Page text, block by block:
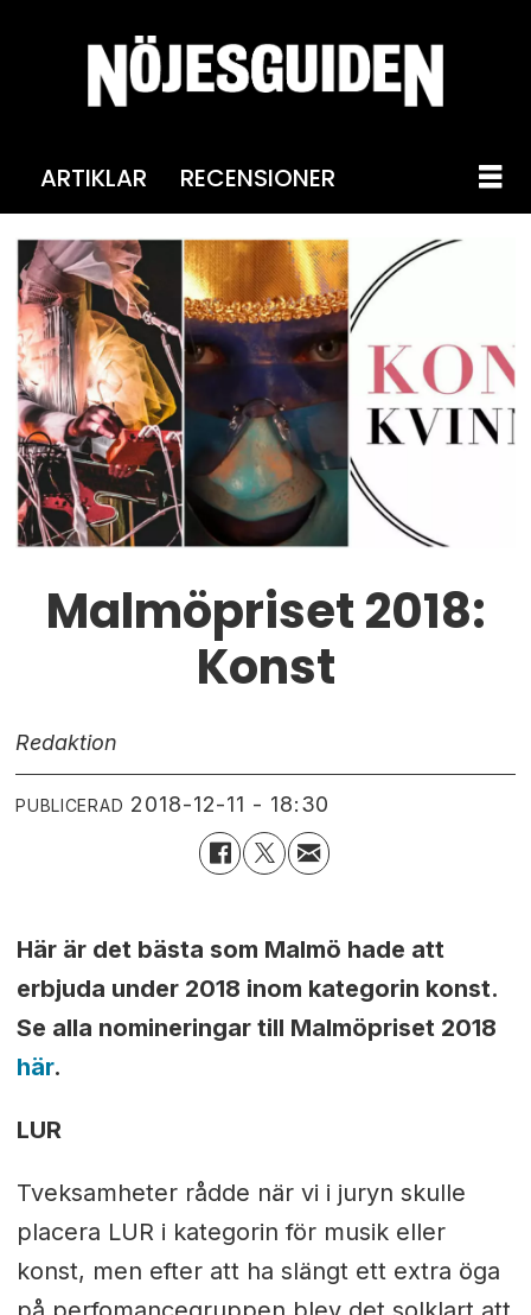
ARTIKLAR RECENSIONER
Malmöpriset 2018:
Konst
Redaktion
PUBLICERAD 2018-12-11 - 18:30
Här är det bästa som Malmö hade att
erbjuda under 2018 inom kategorin konst.
Se alla nomineringar till Malmöpriset 2018
här.
LUR
Tveksamheter rådde när vi i juryn skulle
placera LUR i kategorin för musik eller
konst, men efter att ha slängt ett extra öga